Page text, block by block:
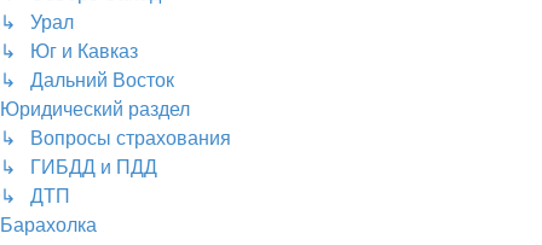
↳ Урал
↳ Юг и Кавказ
↳ Дальний Восток
Юридический раздел
↳ Вопросы страхования
↳ ГИБДД и ПДД
↳ ДТП
Барахолка